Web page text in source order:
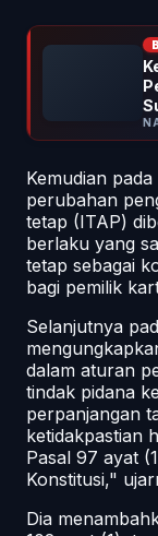
Kemudian
perubahan
tetap (ITAP)
berlaku yang
tetap sebagai
bagi pemilik
Selanjutnya
dalam aturan
tindak pidana
perpanjangan
ketidakpastian
Pasal 97 ayat
Konstitusi,"
Dia